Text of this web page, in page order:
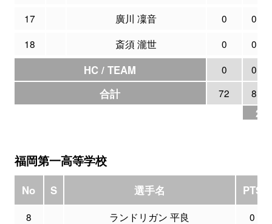
17
廣川 凜音 0
0
18
斎須 瀧世 0 0
HC / TEAM 0 0
合計 72 8
福岡第一高等学校
No S 選手名 PTS
8 ランドリガン 平良
0